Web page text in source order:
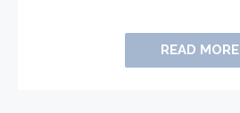
READ MORE